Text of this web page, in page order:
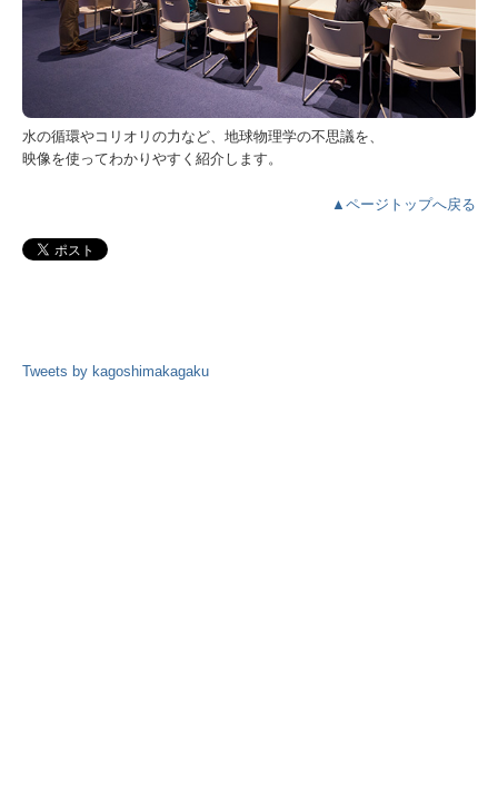
Tweets by kagoshimakagaku
水の循環やコリオリの力など、地球物理学の不思議を、
映像を使ってわかりやすく紹介します。
▲ページトップへ戻る